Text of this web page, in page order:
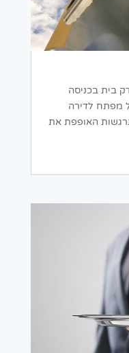
בית בכניסה
מפתח לדירה
האופפת את